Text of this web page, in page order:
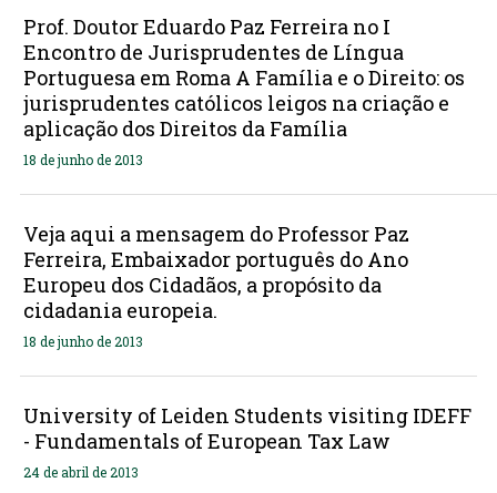
Prof. Doutor Eduardo Paz Ferreira no I
Encontro de Jurisprudentes de Língua
Portuguesa em Roma A Família e o Direito: os
jurisprudentes católicos leigos na criação e
aplicação dos Direitos da Família
18 de junho de 2013
Veja aqui a mensagem do Professor Paz
Ferreira, Embaixador português do Ano
Europeu dos Cidadãos, a propósito da
cidadania europeia.
18 de junho de 2013
University of Leiden Students visiting IDEFF
- Fundamentals of European Tax Law
24 de abril de 2013